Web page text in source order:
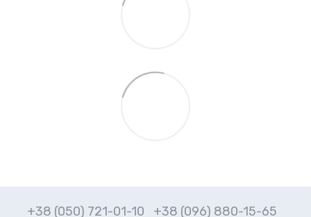
+38 (050) 721-01-10 +38 (096) 880-15-65